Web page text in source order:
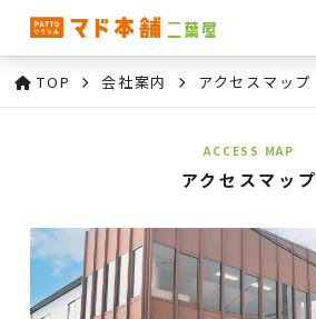
TOP 会社案内 アクセスマップ
ACCESS MAP
アクセスマップ